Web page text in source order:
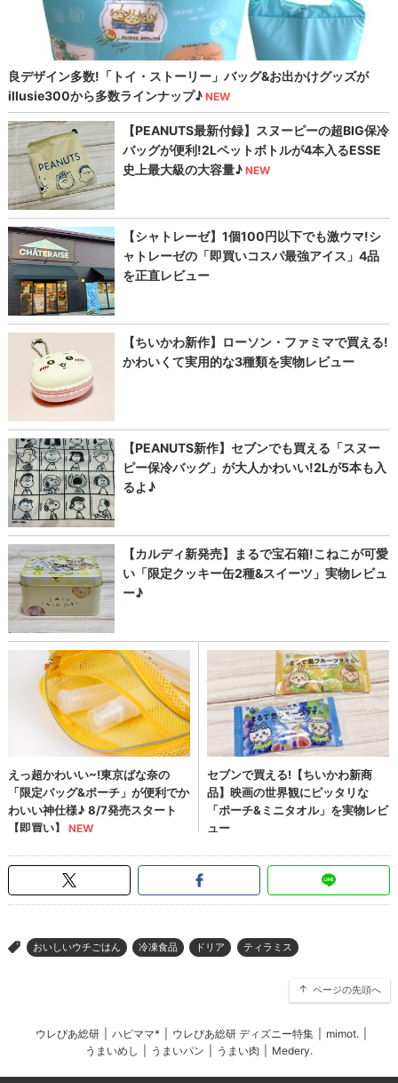
> おいしいウチごはん 冷凍食品 ドリア ティラミス
ページの先頭へ
ウレぴあ総研 ハピママ* ウレぴあ総研 ディズニー特集 mimot.
うまいめし
うまいパン うまい肉 Medery.